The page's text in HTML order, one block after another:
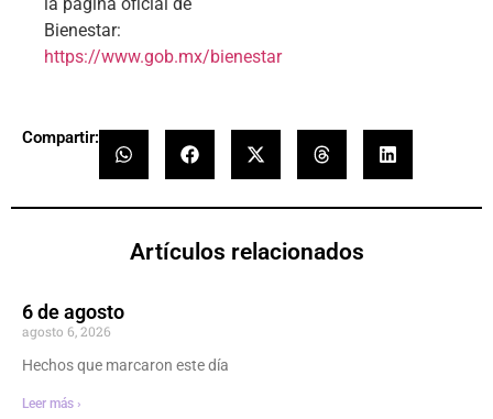
Bienestar:
https://www.gob.mx/bienestar
Compartir:
Artículos relacionados
6 de agosto
agosto 6, 2026
Hechos que marcaron este día
Leer más ›